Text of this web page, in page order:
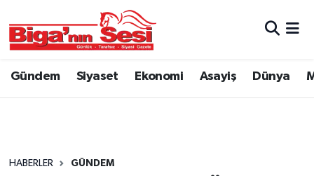
Gündem Siyaset Ekonomi Asayiş Dünya
HABERLER GÜNDEM
Asayiş
Belediye
Çanakkale Hava Durumu
Tüm Manşetler